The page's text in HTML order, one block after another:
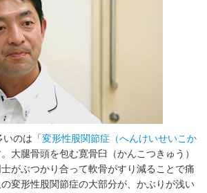
いのは「変形性股関節症（へんけいせいこか
。大腿骨頭を包む寛骨臼（かんこつきゅう）
がぶつかり合って軟骨がすり減ることで痛
変形性股関節症の大部分が、かぶりが浅い